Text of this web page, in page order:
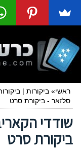
ראשי» ביקורות |
סלזאר - ביקורת סרט
שודדי
ביקורת סרט